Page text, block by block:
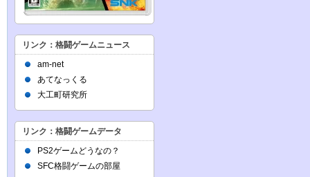
リンク：格闘ゲームニュース
am-net
あてなっくる
大工町研究所
リンク：格闘ゲームデータ
PS2ゲームどうなの？
SFC格闘ゲームの部屋